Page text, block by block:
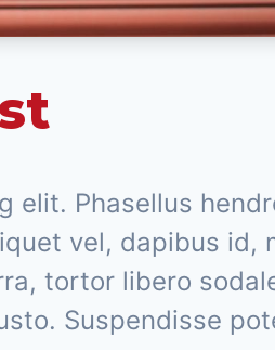
elit. Phasellus
vel, dapibus id,
tortor libero
Suspendisse